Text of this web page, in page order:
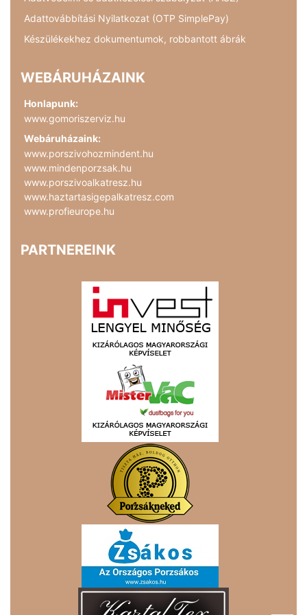
Adattovábbítási Nyilatkozat (OTP SimplePay)
Készülékekhez dokumentumok, robbantott ábrák
WEBÁRUHÁZAINK
Honlapunk:
www.gomoriszerviz.hu
Webáruházaink:
www.porszivohozmindent.hu
www.mindenporzsak.hu
www.porszivoalkatresz.hu
www.haztartasigepalkatresz.com
www.profieurope.hu
PARTNEREINK